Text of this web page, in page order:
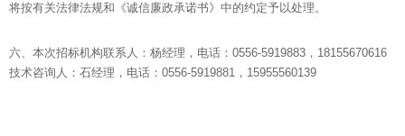
将按有关法律法规和《诚信廉政承诺书》中的约定予以处理。
六、本次招标机构联系人：杨经理，电话：0556-5919883，18155670616
技术咨询人：石经理，电话：0556-5919881，15955560139